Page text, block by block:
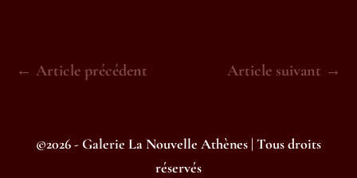
Navigation
← Article précédent Article suivant →
©2026 - Galerie La Nouvelle Athènes | Tous droits
réservés